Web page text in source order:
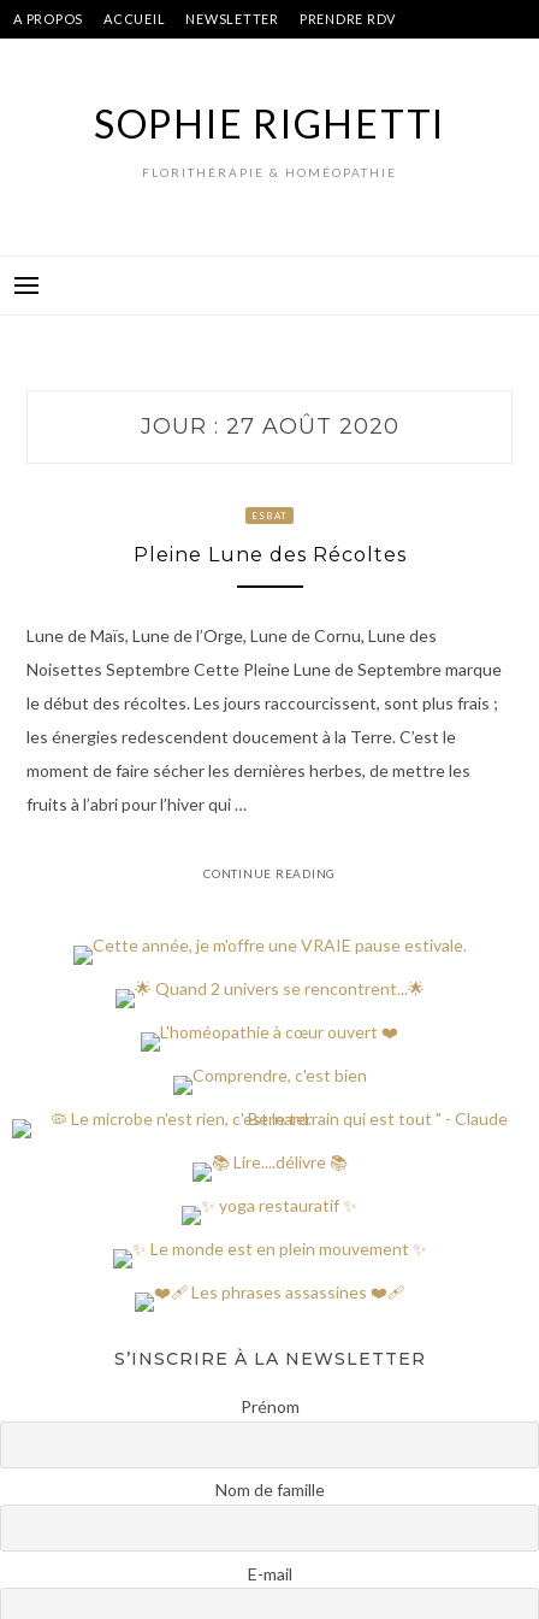
Skip
to
A PROPOS ACCUEIL NEWSLETTER PRENDRE RDV
SOPHIE RIGHETTI
FLORITHÉRAPIE & HOMÉOPATHIE
JOUR : 27 AOÛT 2020
ESBAT
Pleine Lune des Récoltes
Lune de Maïs, Lune de l’Orge, Lune de Cornu, Lune des
Noisettes Septembre Cette Pleine Lune de Septembre marque
le début des récoltes. Les jours raccourcissent, sont plus frais ;
les énergies redescendent doucement à la Terre. C’est le
moment de faire sécher les dernières herbes, de mettre les
fruits à l’abri pour l’hiver qui …
CONTINUE READING
S’INSCRIRE À LA NEWSLETTER
Prénom
Nom de famille
E-mail